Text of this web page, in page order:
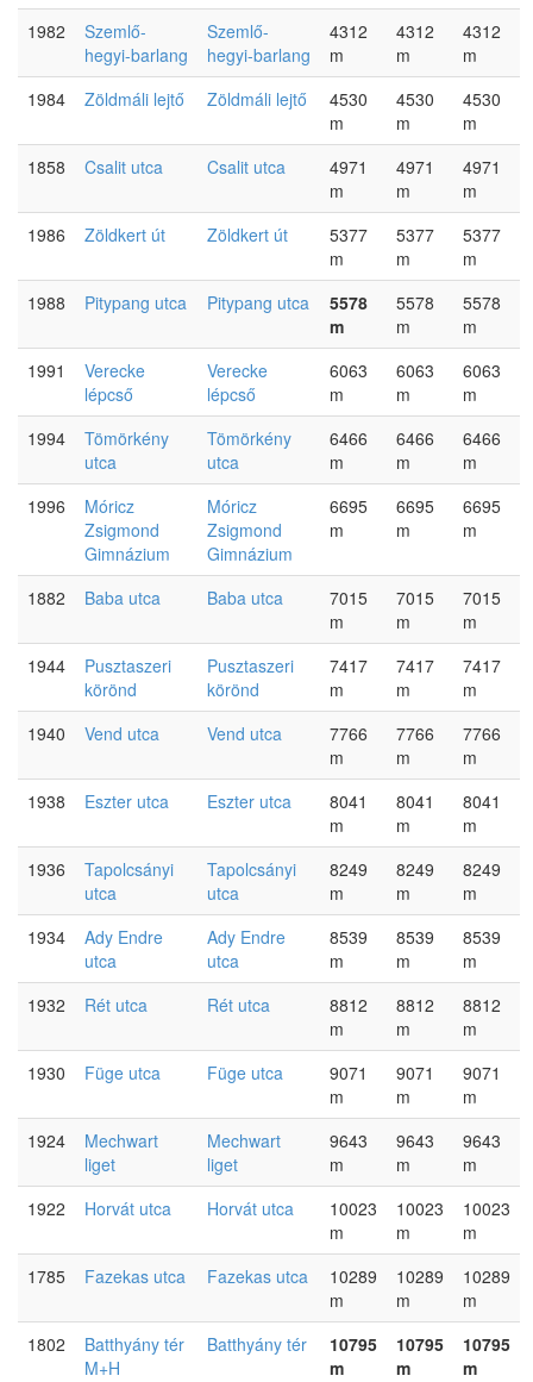
1982
Szemlő-
hegyi-barlang
Szemlő-
hegyi-barlang
4312
m
4312
m
4312
m
1984
Zöldmáli lejtő Zöldmáli lejtő
4530
m
4530
m
4530
m
1858
Csalit utca Csalit utca
4971
m
4971
m
4971
m
1986
Zöldkert út Zöldkert út
5377
m
5377
m
5377
m
1988
Pitypang utca Pitypang utca
5578
m
5578
m
5578
m
1991
Verecke
lépcső
Verecke
lépcső
6063
m
6063
m
6063
m
1994
Tömörkény
utca
Tömörkény
utca
6466
m
6466
m
6466
m
1996
Móricz
Zsigmond
Gimnázium
Móricz
Zsigmond
Gimnázium
6695
m
6695
m
6695
m
1882 Baba utca Baba utca
7015
m
7015
m
7015
m
1944
Pusztaszeri
körönd
Pusztaszeri
körönd
7417
m
7417
m
7417
m
1940
Vend utca Vend utca
7766
m
7766
m
7766
m
1938
Eszter utca Eszter utca
8041
m
8041
m
8041
m
1936
Tapolcsányi
utca
Tapolcsányi
utca
8249
m
8249
m
8249
m
1934
Ady Endre
utca
Ady Endre
utca
8539
m
8539
m
8539
m
1932
Rét utca Rét utca
8812
m
8812
m
8812
m
1930
Füge utca Füge utca
9071
m
9071
m
9071
m
1924
Mechwart
liget
Mechwart
liget
9643
m
9643
m
9643
m
1922
Horvát utca Horvát utca
10023
m
10023
m
10023
m
1785
Fazekas utca Fazekas utca
10289
m
10289
m
10289
m
1802
Batthyány tér
M+H
Batthyány tér
10795
m
10795
m
10795
m